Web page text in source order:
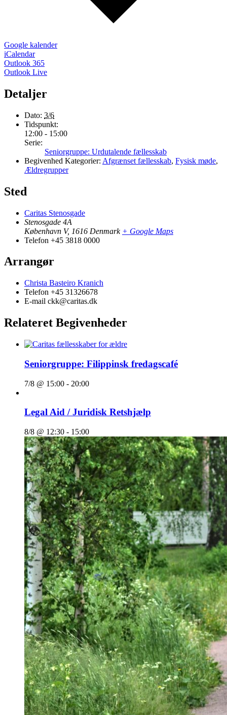
Google kalender
iCalendar
Outlook 365
Outlook Live
Detaljer
Dato: 3/6
Tidspunkt:
12:00 - 15:00
Serie:
Seniorgruppe: Urdutalende fællesskab
Begivenhed Kategorier: Afgrænset fællesskab, Fysisk møde,
Ældregrupper
Sted
Caritas Stenosgade
Stenosgade 4A
København V, 1616 Denmark + Google Maps
Telefon +45 3818 0000
Arrangør
Christa Basteiro Kranich
Telefon +45 31326678
E-mail ckk@caritas.dk
Relateret Begivenheder
Seniorgruppe: Filippinsk fredagscafé
7/8 @ 15:00 - 20:00
Legal Aid / Juridisk Retshjælp
8/8 @ 12:30 - 15:00